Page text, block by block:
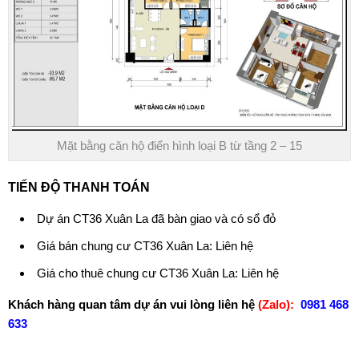
Mặt bằng căn hộ điển hình loại B từ tầng 2 – 15
TIẾN ĐỘ THANH TOÁN
Dự án CT36 Xuân La đã bàn giao và có sổ đỏ
Giá bán chung cư CT36 Xuân La: Liên hệ
Giá cho thuê chung cư CT36 Xuân La: Liên hệ
Khách hàng quan tâm dự án vui lòng liên hệ (Zalo): 0981 468
633